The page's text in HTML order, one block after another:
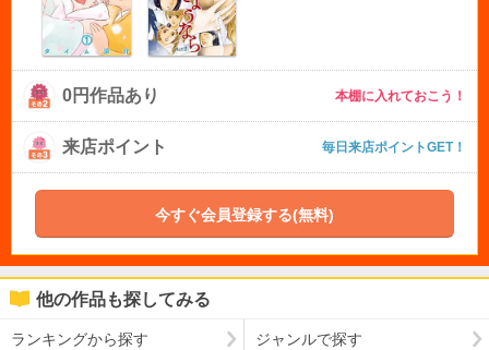
0円作品あり 本棚に入れておこう！
来店ポイント 毎日来店ポイントGET！
今すぐ会員登録する(無料)
他の作品も探してみる
ランキングから探す ジャンルで探す